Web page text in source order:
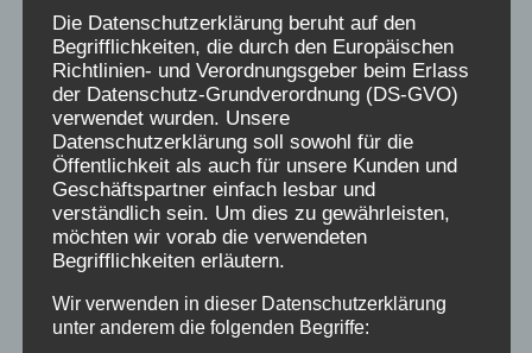
Therapien, bzgl. sex. Missbrauch, wenden
können ist die bundesweite:Zentrale
Missbrauchsstelle, sowie denBetroffenenrat
für sexuellen Missbrauch
Unsere AG zu diesem Thema trifft sich nach
der Sommerpause im Zoom, im September,
am27.9.26 um 17 Uhr , unter Leitung von
Markus Schnerrmann, vertreten durch Anja
Röhl, da Markus momentan krankheitsmäßig
verhindert ist, anmelden unter:Stichwort AG
Die Datenschutzerklärung beruht auf den
Begrifflichkeiten, die durch den Europäischen
Richtlinien- und Verordnungsgeber beim Erlass
der Datenschutz-Grundverordnung (DS-GVO)
verwendet wurden. Unsere
Datenschutzerklärung soll sowohl für die
Öffentlichkeit als auch für unsere Kunden und
Geschäftspartner einfach lesbar und
verständlich sein. Um dies zu gewährleisten,
möchten wir vorab die verwendeten
Begrifflichkeiten erläutern.
Wir verwenden in dieser Datenschutzerklärung
unter anderem die folgenden Begriffe: